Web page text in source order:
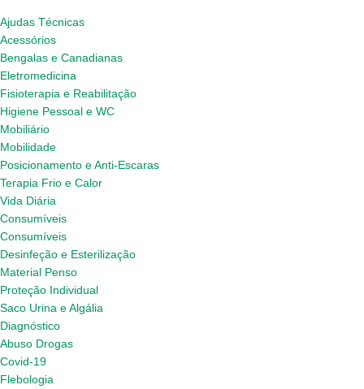
Ajudas Técnicas
Acessórios
Bengalas e Canadianas
Eletromedicina
Fisioterapia e Reabilitação
Higiene Pessoal e WC
Mobiliário
Mobilidade
Posicionamento e Anti-Escaras
Terapia Frio e Calor
Vida Diária
Consumíveis
Consumíveis
Desinfeção e Esterilização
Material Penso
Proteção Individual
Saco Urina e Algália
Diagnóstico
Abuso Drogas
Covid-19
Flebologia